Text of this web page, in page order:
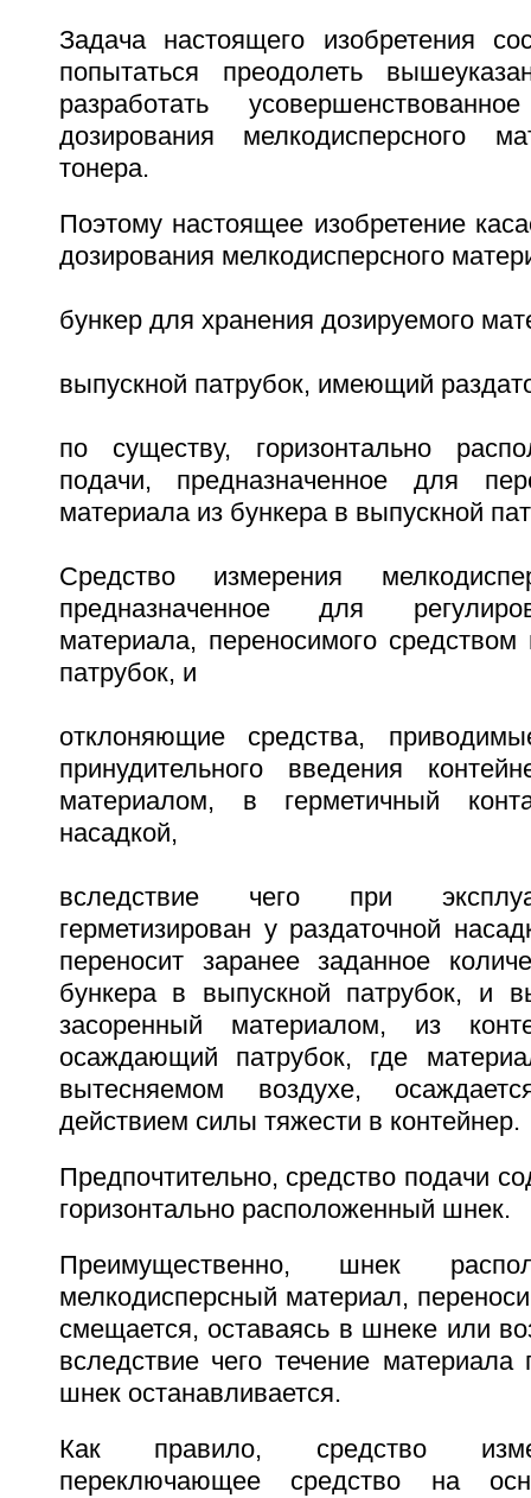
Задача настоящего изобретения
попытаться преодолеть
разработать
дозирования мелкодисперсного
тонера.
Поэтому настоящее изобретение
дозирования мелкодисперсного
бункер для хранения дозируемого
выпускной патрубок, имеющий
по существу, горизонтально
подачи, предназначенное для
материала из бункера в выпускной
Средство измерения
предназначенное для
материала, переносимого
патрубок, и
отклоняющие средства,
принудительного введения
материалом, в герметичный
насадкой,
вследствие чего при
герметизирован у раздаточной
переносит заранее заданное
бункера в выпускной патрубок, и
засоренный материалом, из
осаждающий патрубок, где
вытесняемом воздухе,
действием силы тяжести в контейнер.
Предпочтительно, средство подачи
горизонтально расположенный шнек.
Преимущественно, шнек
мелкодисперсный материал,
смещается, оставаясь в шнеке или
вследствие чего течение материала
шнек останавливается.
Как правило, средство
переключающее средство на